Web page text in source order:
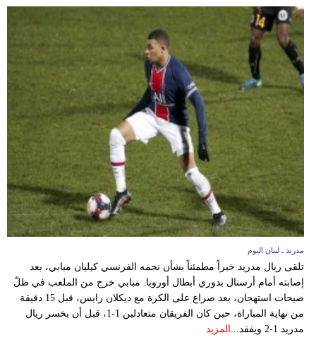
مدريد ـ لبنان اليوم
تلقى ريال مدريد خبراً مطمئناً بشأن نجمه الفرنسي كيليان مبابي، بعد
إصابته أمام أرسنال بدوري أبطال أوروبا. مبابي خرج من الملعب في ظلّ
صيحات استهجان، بعد صراع على الكرة مع ديكلان رايس، قبل 15 دقيقة
من نهاية المباراة، حين كان الفريقان متعادلين 1-1، قبل أن يخسر ريال
مدريد 1-2 ويفقد...
المزيد